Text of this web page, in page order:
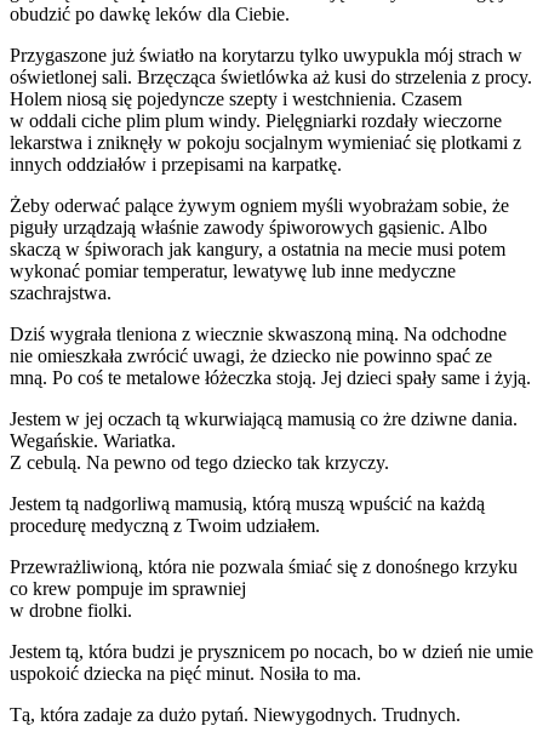
obudzić po dawkę leków dla Ciebie.
Przygaszone już światło na korytarzu tylko uwypukla mój strach w
oświetlonej sali. Brzęcząca świetlówka aż kusi do strzelenia z procy.
Holem niosą się pojedyncze szepty i westchnienia. Czasem
w oddali ciche plim plum windy. Pielęgniarki rozdały wieczorne
lekarstwa i zniknęły w pokoju socjalnym wymieniać się plotkami z
innych oddziałów i przepisami na karpatkę.
Żeby oderwać palące żywym ogniem myśli wyobrażam sobie, że
piguły urządzają właśnie zawody śpiworowych gąsienic. Albo
skaczą w śpiworach jak kangury, a ostatnia na mecie musi potem
wykonać pomiar temperatur, lewatywę lub inne medyczne
szachrajstwa.
Dziś wygrała tleniona z wiecznie skwaszoną miną. Na odchodne
nie omieszkała zwrócić uwagi, że dziecko nie powinno spać ze
mną. Po coś te metalowe łóżeczka stoją. Jej dzieci spały same i żyją.
Jestem w jej oczach tą wkurwiającą mamusią co żre dziwne dania.
Wegańskie. Wariatka.
Z cebulą. Na pewno od tego dziecko tak krzyczy.
Jestem tą nadgorliwą mamusią, którą muszą wpuścić na każdą
procedurę medyczną z Twoim udziałem.
Przewrażliwioną, która nie pozwala śmiać się z donośnego krzyku
co krew pompuje im sprawniej
w drobne fiolki.
Jestem tą, która budzi je prysznicem po nocach, bo w dzień nie umie
uspokoić dziecka na pięć minut. Nosiła to ma.
Tą, która zadaje za dużo pytań. Niewygodnych. Trudnych.